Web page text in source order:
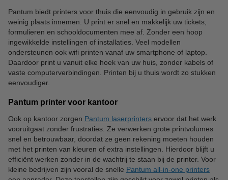
Pantum biedt printers voor thuis die eenvoudig in gebruik zijn en
weinig plaats innemen. U print er snel en makkelijk uw tickets,
formulieren en schooldocumenten mee af. Zonder een hoop
ingewikkelde instellingen of installaties. Veel modellen
ondersteunen ook wifi printen vanaf uw smartphone of laptop.
Daardoor print u vanuit elke hoek van uw huis, zonder kabels of
vaste computerverbindingen. Printen bij u thuis wordt zo stukken
eenvoudiger.
Pantum printer voor kantoor
Ook op kantoor zorgen Pantum laserprinters ervoor dat het werk
vooruitgaat zonder frustraties. Ze verwerken grote printvolumes
snel en betrouwbaar, doordat ze geen rekening moeten houden
met het printen van kleuren of extra instellingen. Hierdoor blijft u
efficiënt werken zonder in de wachtrij te staan bij de printer. Voor
kleine bedrijven zijn vooral de snelle Pantum all-in-one printers